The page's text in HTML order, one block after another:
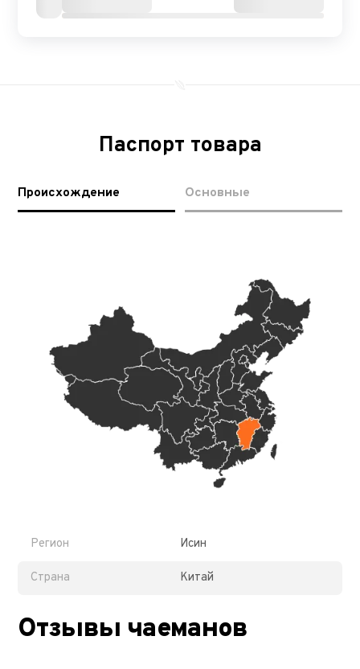
Паспорт товара
Происхождение Основные
Регион Исин
Страна Китай
Отзывы чаеманов